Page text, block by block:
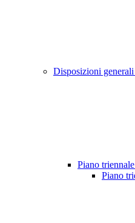
Disposizioni generali
Piano
Piano